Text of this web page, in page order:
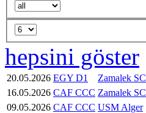
hepsini göster
20.05.2026 EGY D1 Zamalek SC
16.05.2026 CAF CCC Zamalek SC
09.05.2026 CAF CCC USM Alger